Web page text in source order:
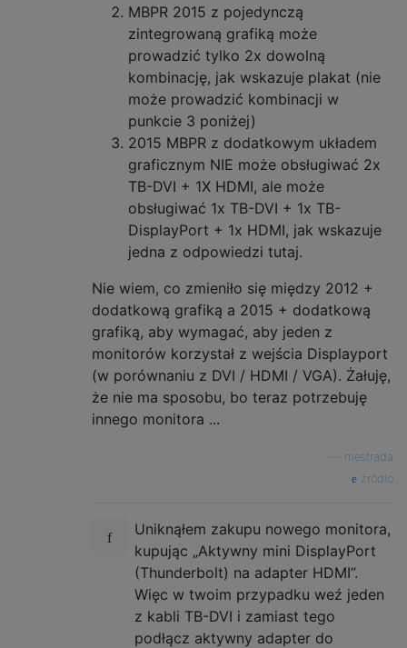
MBPR 2015 z pojedynczą
zintegrowaną grafiką może
prowadzić tylko 2x dowolną
kombinację, jak wskazuje plakat (nie
może prowadzić kombinacji w
punkcie 3 poniżej)
2015 MBPR z dodatkowym układem
graficznym NIE może obsługiwać 2x
TB-DVI + 1X HDMI, ale może
obsługiwać 1x TB-DVI + 1x TB-
DisplayPort + 1x HDMI, jak wskazuje
jedna z odpowiedzi tutaj.
Nie wiem, co zmieniło się między 2012 +
dodatkową grafiką a 2015 + dodatkową
grafiką, aby wymagać, aby jeden z
monitorów korzystał z wejścia Displayport
(w porównaniu z DVI / HDMI / VGA). Żałuję,
że nie ma sposobu, bo teraz potrzebuję
innego monitora ...
mestrada
źródło
Uniknąłem zakupu nowego monitora,
kupując „Aktywny mini DisplayPort
(Thunderbolt) na adapter HDMI”.
Więc w twoim przypadku weź jeden
z kabli TB-DVI i zamiast tego
podłącz aktywny adapter do